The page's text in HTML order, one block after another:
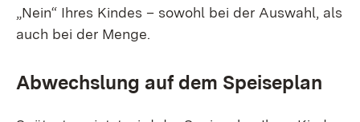
„Nein“ Ihres Kindes – sowohl bei der Auswahl, als
auch bei der Menge.
Abwechslung auf dem Speiseplan